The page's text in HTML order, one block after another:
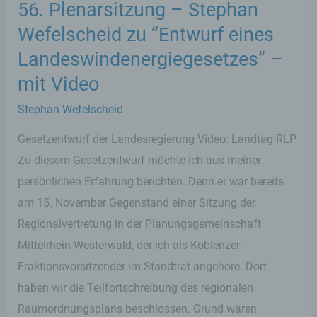
56. Plenarsitzung – Stephan
Wefelscheid zu “Entwurf eines
Landeswindenergiegesetzes” –
mit Video
Stephan Wefelscheid
Gesetzentwurf der Landesregierung Video: Landtag RLP
Zu diesem Gesetzentwurf möchte ich aus meiner
persönlichen Erfahrung berichten. Denn er war bereits
am 15. November Gegenstand einer Sitzung der
Regionalvertretung in der Planungsgemeinschaft
Mittelrhein-Westerwald, der ich als Koblenzer
Fraktionsvorsitzender im Standtrat angehöre. Dort
haben wir die Teilfortschreibung des regionalen
Raumordnungsplans beschlossen. Grund waren